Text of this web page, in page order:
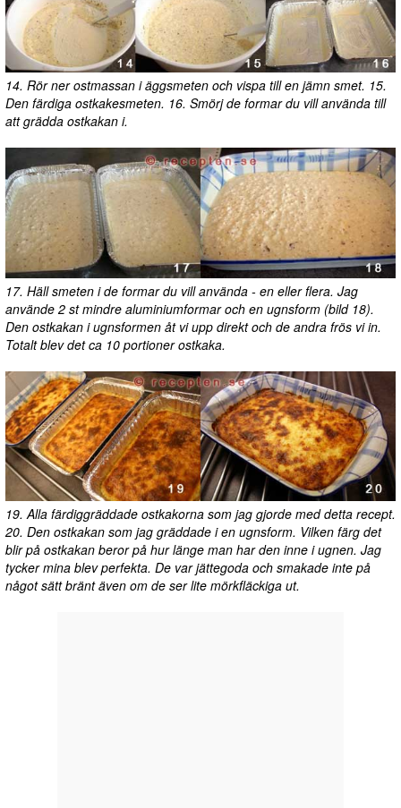
14. Rör ner ostmassan i äggsmeten och vispa till en jämn smet. 15.
Den färdiga ostkakesmeten. 16. Smörj de formar du vill använda till
att grädda ostkakan i.
17. Häll smeten i de formar du vill använda - en eller flera. Jag
använde 2 st mindre aluminiumformar och en ugnsform (bild 18).
Den ostkakan i ugnsformen åt vi upp direkt och de andra frös vi in.
Totalt blev det ca 10 portioner ostkaka.
19. Alla färdiggräddade ostkakorna som jag gjorde med detta recept.
20. Den ostkakan som jag gräddade i en ugnsform. Vilken färg det
blir på ostkakan beror på hur länge man har den inne i ugnen. Jag
tycker mina blev perfekta. De var jättegoda och smakade inte på
något sätt bränt även om de ser lite mörkfläckiga ut.